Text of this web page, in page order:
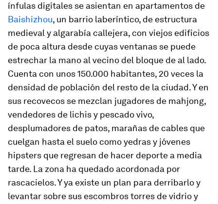
ínfulas digitales se asientan en apartamentos de
Baishizhou, un barrio laberíntico, de estructura
medieval y algarabía callejera, con viejos edificios
de poca altura desde cuyas ventanas se puede
estrechar la mano al vecino del bloque de al lado.
Cuenta con unos 150.000 habitantes, 20 veces la
densidad de población del resto de la ciudad. Y en
sus recovecos se mezclan jugadores de mahjong,
vendedores de lichis y pescado vivo,
desplumadores de patos, marañas de cables que
cuelgan hasta el suelo como yedras y jóvenes
hipsters que regresan de hacer deporte a media
tarde. La zona ha quedado acordonada por
rascacielos. Y ya existe un plan para derribarlo y
levantar sobre sus escombros torres de vidrio y